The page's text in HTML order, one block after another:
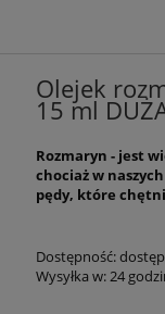
Zestaw 2
odmladzająco-
Olejek
15 ml
Rozmaryn - jest
chociaż w
pędy, które
Dostępność:
Wysyłka w:24